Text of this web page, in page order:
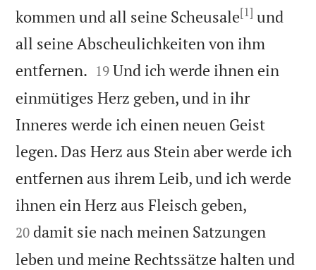
kommen und all seine Scheusale[1] und
all seine Abscheulichkeiten von ihm
entfernen. 

19 Und ich werde ihnen ein
einmütiges Herz geben, und in ihr
Inneres werde ich einen neuen Geist
legen. Das Herz aus Stein aber werde ich
entfernen aus ihrem Leib, und ich werde
ihnen ein Herz aus Fleisch geben,
20 damit sie nach meinen Satzungen
leben und meine Rechtssätze halten und